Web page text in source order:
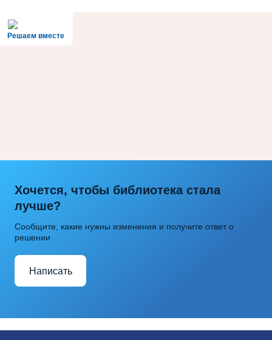
Решаем вместе
Хочется, чтобы библиотека стала
лучше?
Сообщите, какие нужны изменения и получите ответ о
решении
Написать